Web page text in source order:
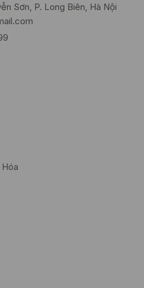
lượng quá mức.
Sơn, P. Long Biên, Hà Nội